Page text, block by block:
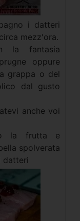
i datteri
mezz'ora.
la fantasia
oppure
grappa o del
dal gusto
anche voi
la frutta e
spolverata
datteri